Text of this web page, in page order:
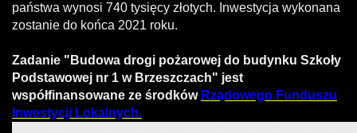
państwa wynosi 740 tysięcy złotych. Inwestycja wykonana
zostanie do końca 2021 roku.
Zadanie "Budowa drogi pożarowej do budynku Szkoły
Podstawowej nr 1 w Brzeszczach" jest
współfinansowane ze środków Rządowego Funduszu
Inwestycji Lokalnych.